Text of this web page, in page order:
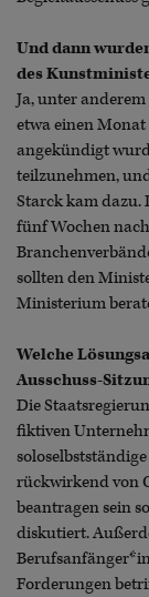
Und dann
des
Ja, unter
etwa einen
angekündigt
teilzunehmen,
Starck kam dazu.
fünf Wochen
sollten den
Ministerium
Welche
Ausschuss-
Die
fiktiven
rückwirkend von
beantragen sein
diskutiert.
Forderungen